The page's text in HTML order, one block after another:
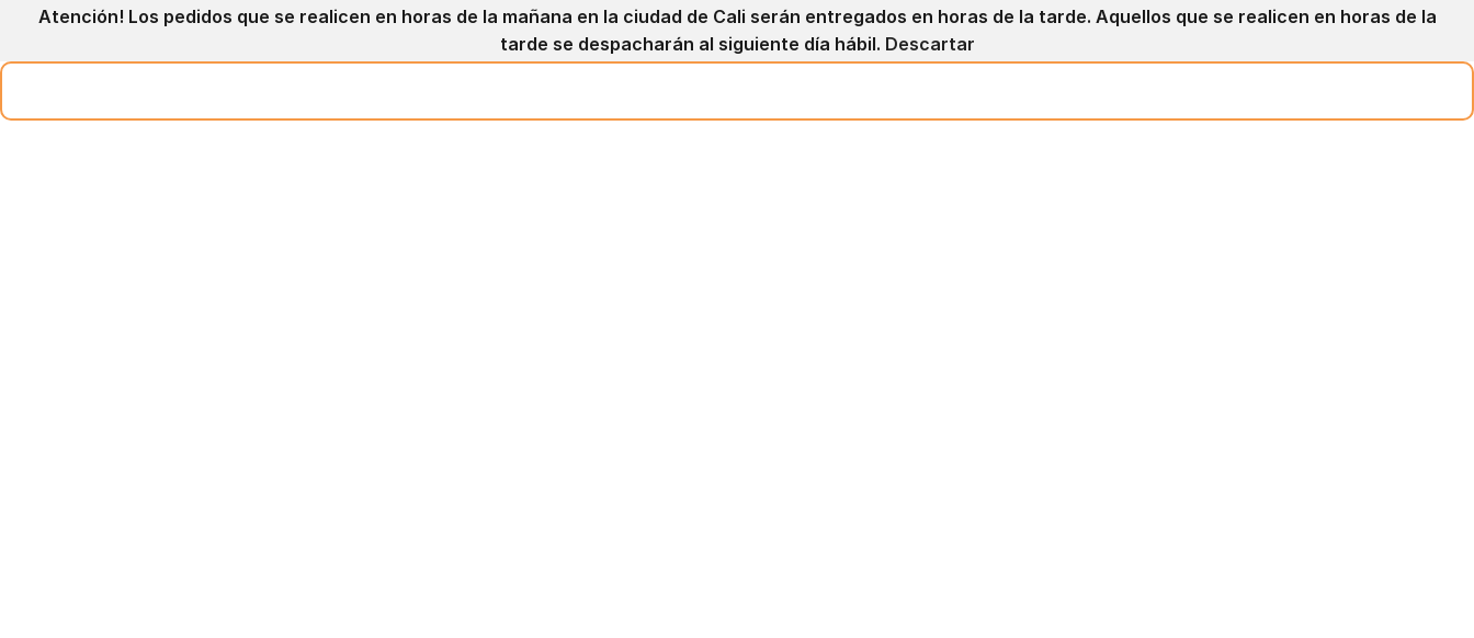
Atención! Los pedidos que se realicen en horas de la mañana en la ciudad de Cali serán entregados en horas de la tarde. Aquellos que se realicen en horas de la
tarde se despacharán al siguiente día hábil. Descartar